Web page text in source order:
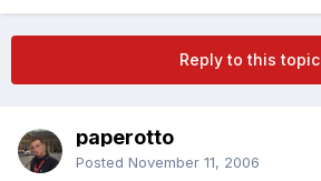
Reply to this topic
paperotto
Posted November 11, 2006